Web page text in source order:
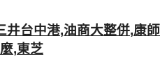
井台中港,油商大整併,康
,東芝